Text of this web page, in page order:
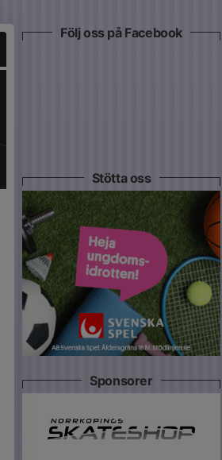
Följ oss på Facebook
Stötta oss
Sponsorer